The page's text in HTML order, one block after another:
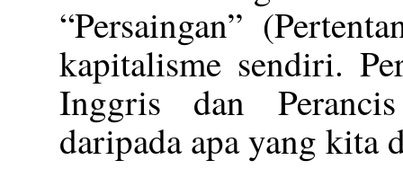
“Persaingan”
kapitalisme sendiri.
Inggris dan
daripada apa yang kita